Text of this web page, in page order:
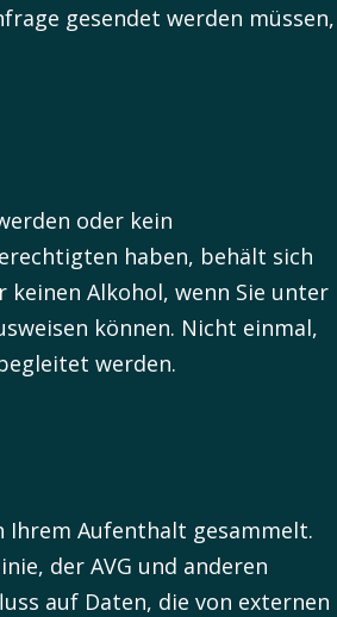
gesendet werden müssen,
oder kein
haben, behält sich
keinen Alkohol, wenn Sie unter
können. Nicht einmal,
werden.
Ihrem Aufenthalt gesammelt.
der AVG und anderen
auf Daten, die von externen